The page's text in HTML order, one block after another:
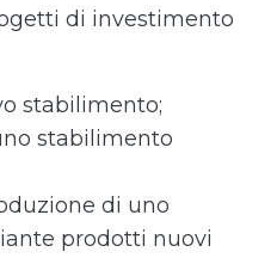
di investimento
stabilimento;
stabilimento
di uno
prodotti nuovi